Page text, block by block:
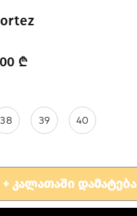
₾
38 39 40
ᲙᲐᲚᲐᲗᲐᲨᲘ ᲓᲐᲛᲐᲢᲔᲑᲐ